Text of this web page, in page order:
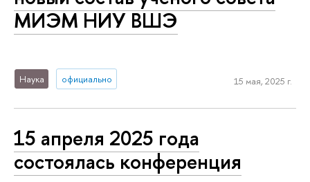
МИЭМ НИУ ВШЭ
Наука официально 15 мая, 2025 г.
15 апреля 2025 года
состоялась конференция